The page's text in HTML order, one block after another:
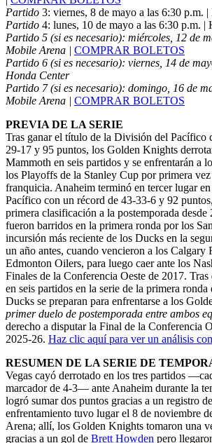
Partido 3: viernes, 8 de mayo a las 6:30 p.m.
Partido 4: lunes, 10 de mayo a las 6:30 p.m. |
Partido 5 (si es necesario): miércoles, 12 de
Mobile Arena | COMPRAR BOLETOS
Partido 6 (si es necesario): viernes, 14 de
Honda Center
Partido 7 (si es necesario): domingo, 16 de
Mobile Arena | COMPRAR BOLETOS
PREVIA DE LA SERIE
Tras ganar el título de la División del Pacífico
29-17 y 95 puntos, los Golden Knights
Mammoth en seis partidos y se enfrentarán a
los Playoffs de la Stanley Cup por primera
franquicia. Anaheim terminó en tercer lugar
Pacífico con un récord de 43-33-6 y 92
primera clasificación a la postemporada desde
fueron barridos en la primera ronda por los
incursión más reciente de los Ducks en la
un año antes, cuando vencieron a los Calgary
Edmonton Oilers, para luego caer ante los
Finales de la Conferencia Oeste de 2017.
en seis partidos en la serie de la primera ronda
Ducks se preparan para enfrentarse a los
primer duelo de postemporada entre ambos
derecho a disputar la Final de la Conferencia
2025-26. Haz clic aquí para ver un análisis
RESUMEN DE LA SERIE DE
Vegas cayó derrotado en los tres partidos
marcador de 4-3— ante Anaheim durante la
logró sumar dos puntos gracias a un registro
enfrentamiento tuvo lugar el 8 de noviembre
Arena; allí, los Golden Knights tomaron una
gracias a un gol de Brett Howden pero